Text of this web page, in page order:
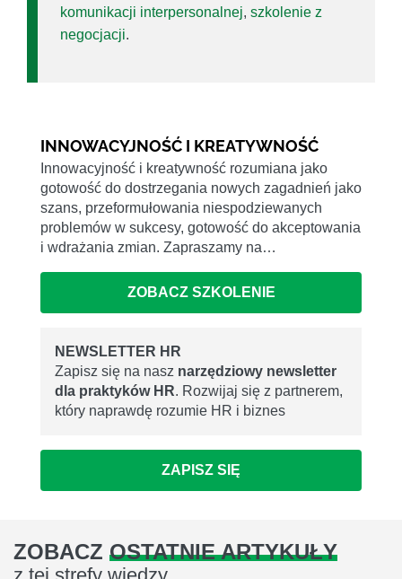
komunikacji interpersonalnej, szkolenie z
negocjacji.
INNOWACYJNOŚĆ I KREATYWNOŚĆ
Innowacyjność i kreatywność rozumiana jako
gotowość do dostrzegania nowych zagadnień jako
szans, przeformułowania niespodziewanych
problemów w sukcesy, gotowość do akceptowania
i wdrażania zmian. Zapraszamy na…
ZOBACZ SZKOLENIE
NEWSLETTER HR
Zapisz się na nasz narzędziowy newsletter
dla praktyków HR. Rozwijaj się z partnerem,
który naprawdę rozumie HR i biznes
ZAPISZ SIĘ
ZOBACZ OSTATNIE ARTYKUŁY